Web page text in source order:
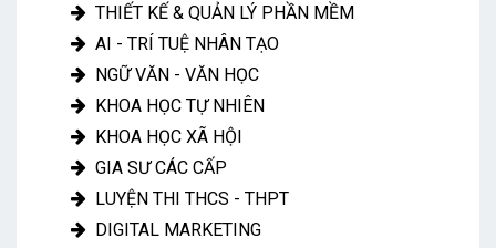
THIẾT KẾ & QUẢN LÝ PHẦN MỀM
AI - TRÍ TUỆ NHÂN TẠO
NGỮ VĂN - VĂN HỌC
KHOA HỌC TỰ NHIÊN
KHOA HỌC XÃ HỘI
GIA SƯ CÁC CẤP
LUYỆN THI THCS - THPT
DIGITAL MARKETING